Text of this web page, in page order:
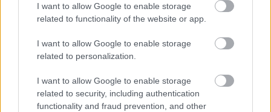
I want to allow Google to enable storage
related to functionality of the website or app.
I want to allow Google to enable storage
related to personalization.
I want to allow Google to enable storage
related to security, including authentication
functionality and fraud prevention, and other
Nem szeretne lemaradni semmiről? Csak egy kattintás, és hírlevelünk a
postaládájába érkezik!
A SZOL24 legfrissebb 24 cikke